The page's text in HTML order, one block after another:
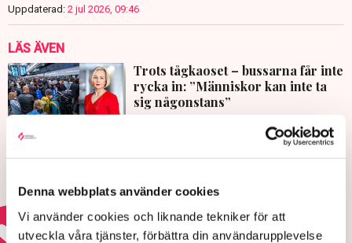
Denna webbplats använder cookies
Vi använder cookies och liknande tekniker för att
utveckla våra tjänster, förbättra din användarupplevelse
Uppdaterad: 2 jul 2026, 09:46
LÄS ÄVEN
Trots tågkaoset – bussarna får inte
rycka in: ”Människor kan inte ta
sig någonstans”
utveckling”
15 JULI 2026 |